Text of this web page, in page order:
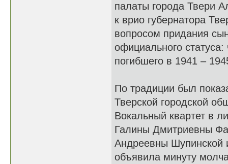
палаты города Твери
к врио губернатора
вопросом придания
официального
погибшего в 1941 –
По традиции был
Тверской городской
Вокальный квартет в
Галины Дмитриевны
Андреевны Шупинской
объявила минуту